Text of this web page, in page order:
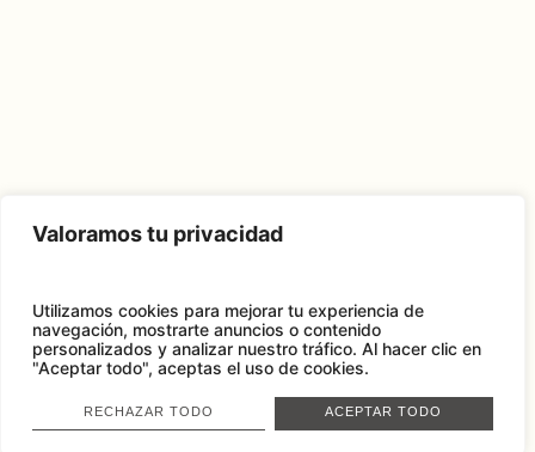
Valoramos tu privacidad
Utilizamos cookies para mejorar tu experiencia de
navegación, mostrarte anuncios o contenido
personalizados y analizar nuestro tráfico. Al hacer clic en
"Aceptar todo", aceptas el uso de cookies.
RECHAZAR TODO ACEPTAR TODO